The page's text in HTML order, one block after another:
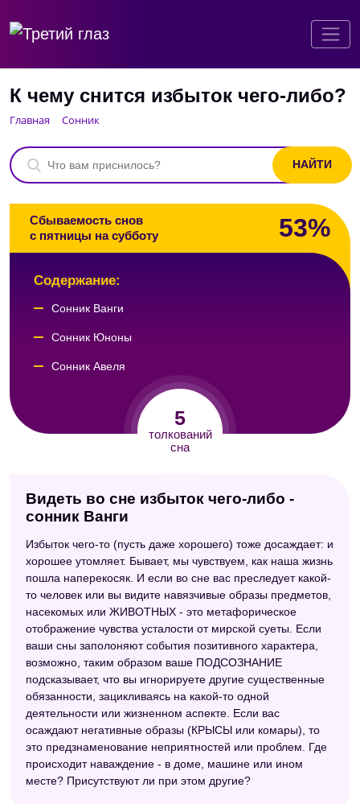
К чему снится избыток чего-либо?
Главная Сонник
Сбываемость снов
с пятницы на субботу
53%
5
толкований
сна
Содержание:
Сонник Ванги
Сонник Юноны
Сонник Авеля
Сонник Кассандры
Видеть во сне избыток чего-либо -
сонник Ванги
Избыток чего-то (пусть даже хорошего) тоже досаждает: и
хорошее утомляет. Бывает, мы чувствуем, как наша жизнь
пошла наперекосяк. И если во сне вас преследует какой-
то человек или вы видите навязчивые образы предметов,
насекомых или ЖИВОТНЫХ - это метафорическое
отображение чувства усталости от мирской суеты. Если
ваши сны заполоняют события позитивного характера,
возможно, таким образом ваше ПОДСОЗНАНИЕ
подсказывает, что вы игнорируете другие существенные
обязанности, зацикливаясь на какой-то одной
деятельности или жизненном аспекте. Если вас
осаждают негативные образы (КРЫСЫ или комары), то
это предзнаменование неприятностей или проблем. Где
происходит наваждение - в доме, машине или ином
месте? Присутствуют ли при этом другие?